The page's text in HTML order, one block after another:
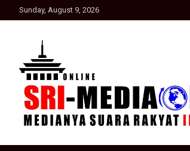
to
Sunday, August 9, 2026
SRI Media news